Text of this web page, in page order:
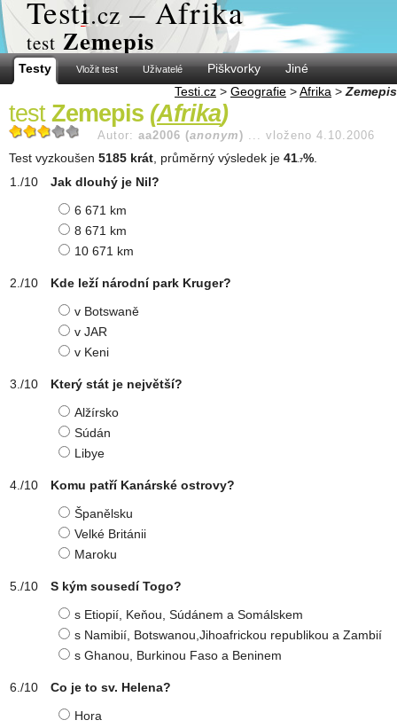
Testi.cz – Afrika
test Zemepis
Testy Vložit test Uživatelé Piškvorky
Jiné
Testi.cz > Geografie >Afrika > Zemepis
test Zemepis (Afrika)
Autor: aa2006 (anonym ) ... vloženo 4.10.2006
Test vyzkoušen 5185 krát , průměrný výsledek je 41 .7%
Jak dlouhý je Nil?
6 671 km
8 671 km
10 671 km
Kde leží národní park Kruger?
v Botswaně
v JAR
v Keni
Který stát je největší?
Alžírsko
Súdán
Libye
Komu patří Kanárské ostrovy?
Španělsku
Velké Británii
Maroku
S kým sousedí Togo?
s Etiopií, Keňou, Súdánem a Somálskem
s Namibií, Botswanou,Jihoafrickou republikou a Zambií
s Ghanou, Burkinou Faso a Beninem
Co je to sv. Helena?
Hora